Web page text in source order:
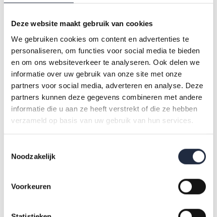
Deze website maakt gebruik van cookies
We gebruiken cookies om content en advertenties te
personaliseren, om functies voor social media te bieden
en om ons websiteverkeer te analyseren. Ook delen we
informatie over uw gebruik van onze site met onze
partners voor social media, adverteren en analyse. Deze
partners kunnen deze gegevens combineren met andere
informatie die u aan ze heeft verstrekt of die ze hebben
verzameld op basis van uw gebruik van hun services.
Noodzakelijk
Voorkeuren
sprake van een daling in het aantal ontstane vacatures. Bij de
vacatures gelijk gebleven in Q1 2024 ten opzichte van Q1
2023.
Figuur 3. Ontstane vacatures eerste kwartaal 2023 en 2024
Bij het aantal openstaande vacatures, dit is het aantal
vacatures waar aan het eind van de periode nog geen
personeel voor gevonden is, zien we een soortgelijk beeld.
Ook daar is er sprake van de grootste percentuele stijging bij
sociaal werk (+40%) gevolgd door de geestelijke
gezondheidszorg (+26%). De sterkste daling zien we bij de
huisartsen en gezondheidscentra (-25%). Hoewel het aantal